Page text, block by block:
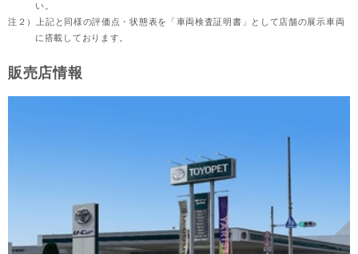
い。
注２）
上記と同様の評価点・状態表を「車両検査証明書」として店舗の展示車両
に搭載しております。
販売店情報